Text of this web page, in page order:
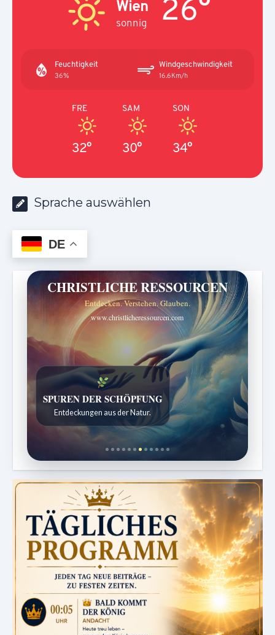
Wien
sonnig 26°
Feuchtigkeit
36%
Windgeschwindigkeit
16.6Km/h
FRE
32°
SAM
30°
SON
34°
Sprache auswählen
DE
CHRISTLICHE RESSOURCEN
Entdecken. Verstehen. Glauben.
www.christlicheressourcen.com
DIE STILLE INTELLIGENZ DES KÖRPERS
Ordnung bringt Leben zurück.